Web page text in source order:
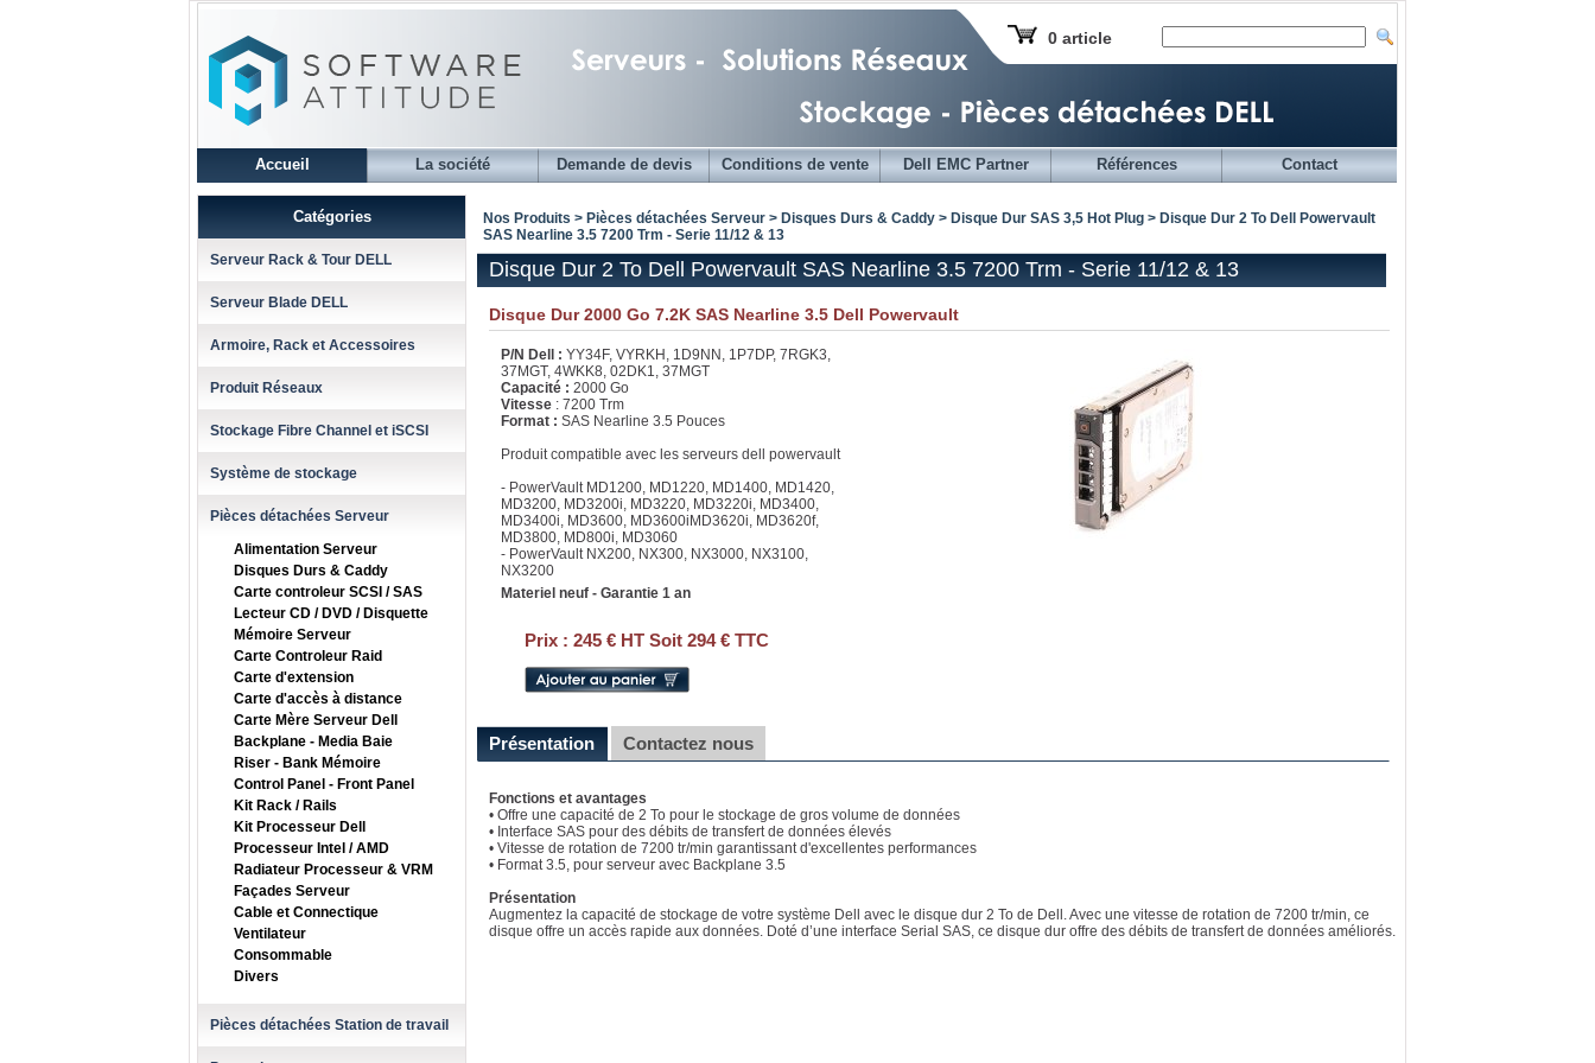
0 article
Accueil La société Demande de devis Conditions de vente Dell EMC Partner Références Contact
Catégories
Serveur Rack & Tour DELL
Serveur Blade DELL
Armoire, Rack et Accessoires
Produit Réseaux
Stockage Fibre Channel et iSCSI
Système de stockage
Pièces détachées Serveur
Alimentation Serveur
Disques Durs & Caddy
Carte controleur SCSI / SAS
Lecteur CD / DVD / Disquette
Mémoire Serveur
Carte Controleur Raid
Carte d'extension
Carte d'accès à distance
Carte Mère Serveur Dell
Backplane - Media Baie
Riser - Bank Mémoire
Control Panel - Front Panel
Kit Rack / Rails
Kit Processeur Dell
Processeur Intel / AMD
Radiateur Processeur & VRM
Façades Serveur
Cable et Connectique
Ventilateur
Consommable
Divers
Pièces détachées Station de travail
Nos Produits > Pièces détachées Serveur > Disques Durs & Caddy > Disque Dur SAS 3,5 Hot Plug > Disque Dur 2 To Dell Powervault
SAS Nearline 3.5 7200 Trm - Serie 11/12 & 13
Disque Dur 2 To Dell Powervault SAS Nearline 3.5 7200 Trm - Serie 11/12 & 13
Disque Dur 2000 Go 7.2K SAS Nearline 3.5 Dell Powervault
P/N Dell : YY34F, VYRKH, 1D9NN, 1P7DP, 7RGK3,
37MGT, 4WKK8, 02DK1, 37MGT
Capacité : 2000 Go
Vitesse : 7200 Trm
Format : SAS Nearline 3.5 Pouces
Produit compatible avec les serveurs dell powervault
- PowerVault MD1200, MD1220, MD1400, MD1420,
MD3200, MD3200i, MD3220, MD3220i, MD3400,
MD3400i, MD3600, MD3600iMD3620i, MD3620f,
MD3800, MD800i, MD3060
- PowerVault NX200, NX300, NX3000, NX3100,
NX3200
Materiel neuf - Garantie 1 an
Prix : 245 € HT Soit 294 € TTC
Présentation Contactez nous
Fonctions et avantages
• Offre une capacité de 2 To pour le stockage de gros volume de données
• Interface SAS pour des débits de transfert de données élevés
• Vitesse de rotation de 7200 tr/min garantissant d'excellentes performances
• Format 3.5, pour serveur avec Backplane 3.5
Présentation
Augmentez la capacité de stockage de votre système Dell avec le disque dur 2 To de Dell. Avec une vitesse de rotation de 7200 tr/min, ce
disque offre un accès rapide aux données. Doté d’une interface Serial SAS, ce disque dur offre des débits de transfert de données améliorés.